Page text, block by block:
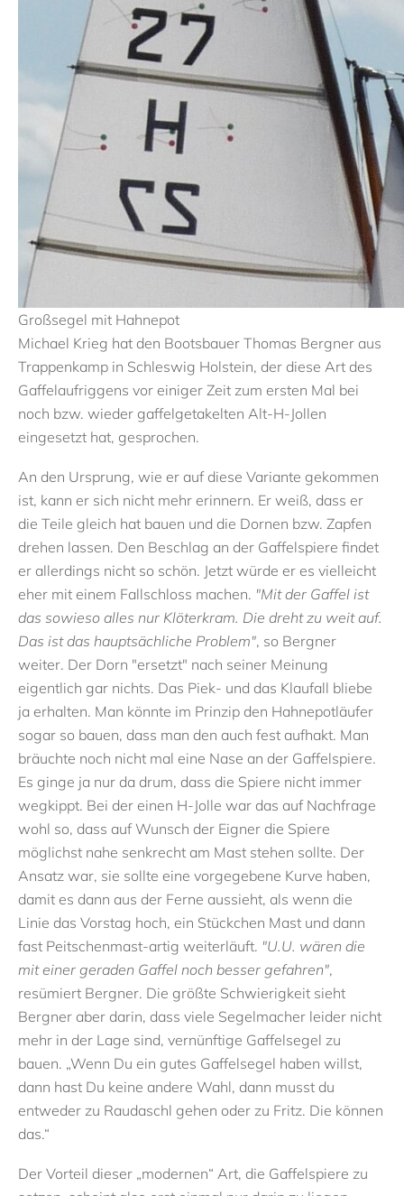
Großsegel mit Hahnepot
Michael Krieg hat den Bootsbauer Thomas Bergner aus
Trappenkamp in Schleswig Holstein, der diese Art des
Gaffelaufriggens vor einiger Zeit zum ersten Mal bei
noch bzw. wieder gaffelgetakelten Alt-H-Jollen
eingesetzt hat, gesprochen.
An den Ursprung, wie er auf diese Variante gekommen
ist, kann er sich nicht mehr erinnern. Er weiß, dass er
die Teile gleich hat bauen und die Dornen bzw. Zapfen
drehen lassen. Den Beschlag an der Gaffelspiere findet
er allerdings nicht so schön. Jetzt würde er es vielleicht
eher mit einem Fallschloss machen. "Mit der Gaffel ist
das sowieso alles nur Klöterkram. Die dreht zu weit auf.
Das ist das hauptsächliche Problem", so Bergner
weiter. Der Dorn "ersetzt" nach seiner Meinung
eigentlich gar nichts. Das Piek- und das Klaufall bliebe
ja erhalten. Man könnte im Prinzip den Hahnepotläufer
sogar so bauen, dass man den auch fest aufhakt. Man
bräuchte noch nicht mal eine Nase an der Gaffelspiere.
Es ginge ja nur da drum, dass die Spiere nicht immer
wegkippt. Bei der einen H-Jolle war das auf Nachfrage
wohl so, dass auf Wunsch der Eigner die Spiere
möglichst nahe senkrecht am Mast stehen sollte. Der
Ansatz war, sie sollte eine vorgegebene Kurve haben,
damit es dann aus der Ferne aussieht, als wenn die
Linie das Vorstag hoch, ein Stückchen Mast und dann
fast Peitschenmast-artig weiterläuft. "U.U. wären die
mit einer geraden Gaffel noch besser gefahren",
resümiert Bergner. Die größte Schwierigkeit sieht
Bergner aber darin, dass viele Segelmacher leider nicht
mehr in der Lage sind, vernünftige Gaffelsegel zu
bauen. „Wenn Du ein gutes Gaffelsegel haben willst,
dann hast Du keine andere Wahl, dann musst du
entweder zu Raudaschl gehen oder zu Fritz. Die können
das.“
Der Vorteil dieser „modernen“ Art, die Gaffelspiere zu